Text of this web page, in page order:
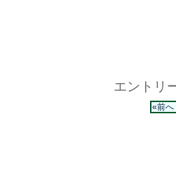
エントリ
«前へ